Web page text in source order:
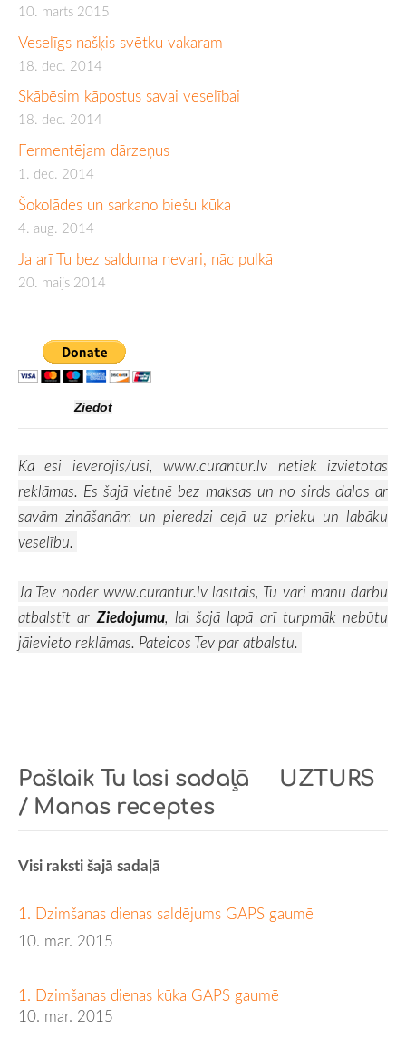
10. marts 2015
Veselīgs našķis svētku vakaram
18. dec. 2014
Skābēsim kāpostus savai veselībai
18. dec. 2014
Fermentējam dārzeņus
1. dec. 2014
Šokolādes un sarkano biešu kūka
4. aug. 2014
Ja arī Tu bez salduma nevari, nāc pulkā
20. maijs 2014
Ziedot
Kā esi ievērojis/usi, www.curantur.lv netiek izvietotas
reklāmas. Es šajā vietnē bez maksas un no sirds dalos ar
savām zināšanām un pieredzi ceļā uz prieku un labāku
veselību.
Ja Tev noder www.curantur.lvlasītais, Tu vari manu darbu
atbalstīt ar Ziedojumu, lai šajā lapā arī turpmāk nebūtu
jāievieto reklāmas. Pateicos Tev par atbalstu.
Pašlaik Tu lasi sadaļā UZTURS
/ Manas receptes
Visi raksti šajā sadaļā
1. Dzimšanas dienas saldējums GAPS gaumē
10. mar. 2015
1. Dzimšanas dienas kūka GAPS gaumē
10. mar. 2015